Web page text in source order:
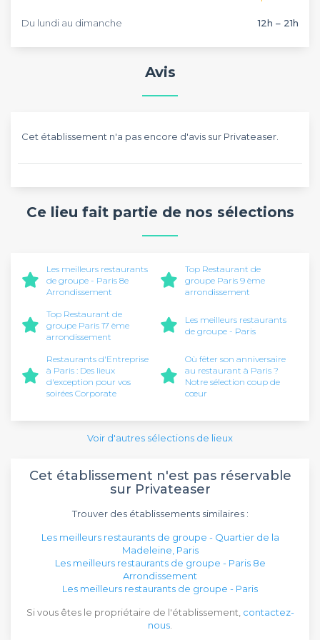
Du lundi au dimanche 12h – 21h
Avis
Cet établissement n'a pas encore d'avis sur Privateaser.
Ce lieu fait partie de nos sélections
Les meilleurs restaurants
de groupe - Paris 8e
Arrondissement
Top Restaurant de
groupe Paris 9 ème
arrondissement
Top Restaurant de
groupe Paris 17 ème
arrondissement
Les meilleurs restaurants
de groupe - Paris
Restaurants d'Entreprise
à Paris : Des lieux
d'exception pour vos
soirées Corporate
Où fêter son anniversaire
au restaurant à Paris ?
Notre sélection coup de
cœur
Voir d'autres sélections de lieux
Cet établissement n'est pas réservable
sur Privateaser
Trouver des établissements similaires :
Les meilleurs restaurants de groupe - Quartier de la
Madeleine, Paris
Les meilleurs restaurants de groupe - Paris 8e
Arrondissement
Les meilleurs restaurants de groupe - Paris
Si vous êtes le propriétaire de l'établissement, contactez-
nous